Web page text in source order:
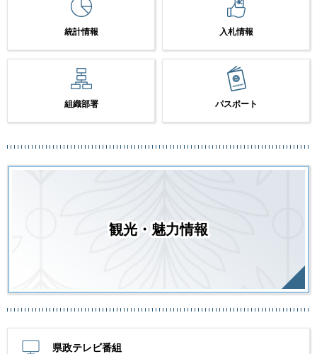
統計情報 入札情報
組織部署 パスポート
観光・魅力情報
県政テレビ番組